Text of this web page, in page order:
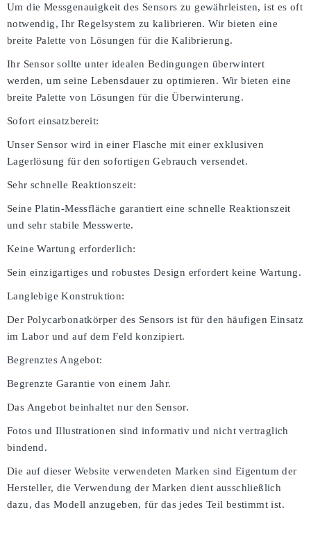
Um die Messgenauigkeit des Sensors zu gewährleisten, ist es oft
notwendig, Ihr Regelsystem zu kalibrieren. Wir bieten eine
breite Palette von Lösungen für die Kalibrierung.
Ihr Sensor sollte unter idealen Bedingungen überwintert
werden, um seine Lebensdauer zu optimieren. Wir bieten eine
breite Palette von Lösungen für die Überwinterung.
Sofort einsatzbereit:
Unser Sensor wird in einer Flasche mit einer exklusiven
Lagerlösung für den sofortigen Gebrauch versendet.
Sehr schnelle Reaktionszeit:
Seine Platin-Messfläche garantiert eine schnelle Reaktionszeit
und sehr stabile Messwerte.
Keine Wartung erforderlich:
Sein einzigartiges und robustes Design erfordert keine Wartung.
Langlebige Konstruktion:
Der Polycarbonatkörper des Sensors ist für den häufigen Einsatz
im Labor und auf dem Feld konzipiert.
Begrenztes Angebot:
Begrenzte Garantie von einem Jahr.
Das Angebot beinhaltet nur den Sensor.
Fotos und Illustrationen sind informativ und nicht vertraglich
bindend.
Die auf dieser Website verwendeten Marken sind Eigentum der
Hersteller, die Verwendung der Marken dient ausschließlich
dazu, das Modell anzugeben, für das jedes Teil bestimmt ist.